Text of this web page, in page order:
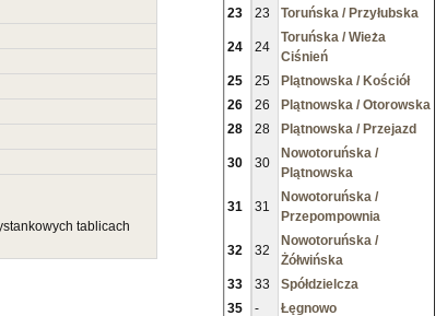
tablicach
23
23 Toruńska / Przyłubska
24 24
Toruńska / Wieża
Ciśnień
25
25
Plątnowska / Kościół
26
26
Plątnowska / Otorowska
28
28 Plątnowska / Przejazd
30 30
Nowotoruńska /
Plątnowska
31 31
Nowotoruńska /
Przepompownia
32 32
Nowotoruńska /
Żółwińska
33
33
Spółdzielcza
35
- Łęgnowo